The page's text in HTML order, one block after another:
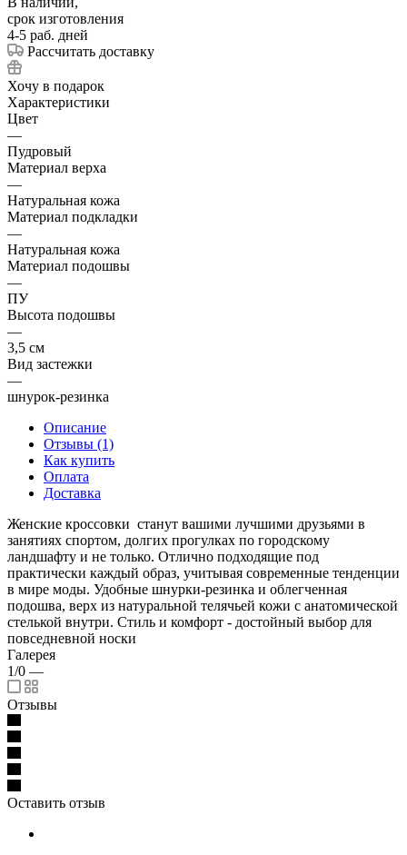
срок изготовления
4-5 раб. дней
Рассчитать доставку
Хочу в подарок
Характеристики
Цвет
—
Пудровый
Материал верха
—
Натуральная кожа
Материал подкладки
—
Натуральная кожа
Материал подошвы
—
ПУ
Высота подошвы
—
3,5 см
Вид застежки
—
шнурок-резинка
Описание
Отзывы (1)
Как купить
Оплата
Доставка
Женские кроссовки станут вашими лучшими друзьями в
занятиях спортом, долгих прогулках по городскому
ландшафту и не только. Отлично подходящие под
практически каждый образ, учитывая современные тенденции
в мире моды. Удобные шнурки-резинка и облегченная
подошва, верх из натуральной телячьей кожи с анатомической
стелькой внутри. Стиль и комфорт - достойный выбор для
повседневной носки
Галерея
1/0 —
Отзывы
Оставить отзыв